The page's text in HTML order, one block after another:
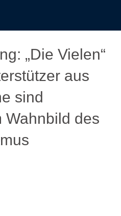
„Die Vielen“
aus
sind
Wahnbild des